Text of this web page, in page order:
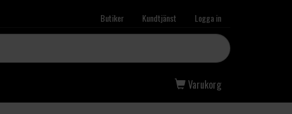
Butiker Kundtjänst Logga in
Varukorg